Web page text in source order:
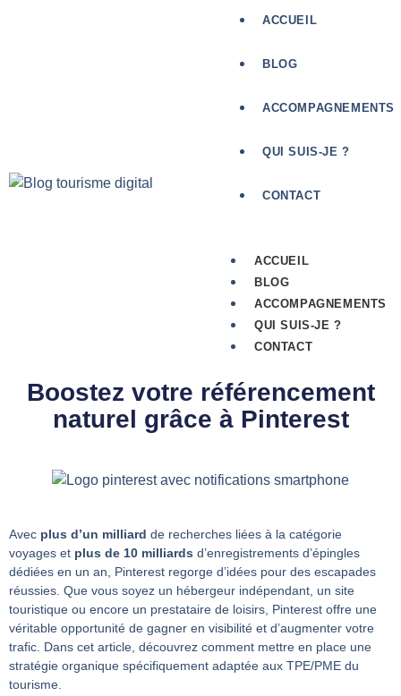
ACCUEIL
BLOG
ACCOMPAGNEMENTS
QUI SUIS-JE ?
CONTACT
ACCUEIL
BLOG
ACCOMPAGNEMENTS
QUI SUIS-JE ?
CONTACT
Boostez votre référencement
naturel grâce à Pinterest
Avec plus d’un milliard de recherches liées à la catégorie
voyages et plus de 10 milliards d’enregistrements d’épingles
dédiées en un an, Pinterest regorge d’idées pour des escapades
réussies. Que vous soyez un hébergeur indépendant, un site
touristique ou encore un prestataire de loisirs, Pinterest offre une
véritable opportunité de gagner en visibilité et d’augmenter votre
trafic. Dans cet article, découvrez comment mettre en place une
stratégie organique spécifiquement adaptée aux TPE/PME du
tourisme.